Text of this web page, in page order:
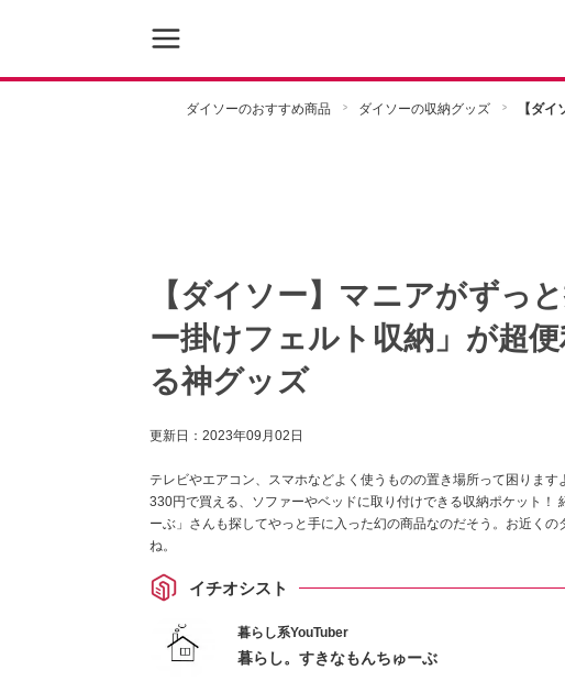
ダイソーのおすすめ商品 ダイソーの収納グッズ 【ダ
【ダイソー】マニアがずっ
ー掛けフェルト収納」が超
る神グッズ
更新日： 2023年09月02日
テレビやエアコン、スマホなどよく使うものの置き場所って困りま
330円で買える、ソファーやベッドに取り付けできる収納ポケット！
ーぶ」さんも探してやっと手に入った幻の商品なのだそう。お近く
ね。
イチオシスト
暮らし系YouTuber
暮らし。すきなもんちゅーぶ